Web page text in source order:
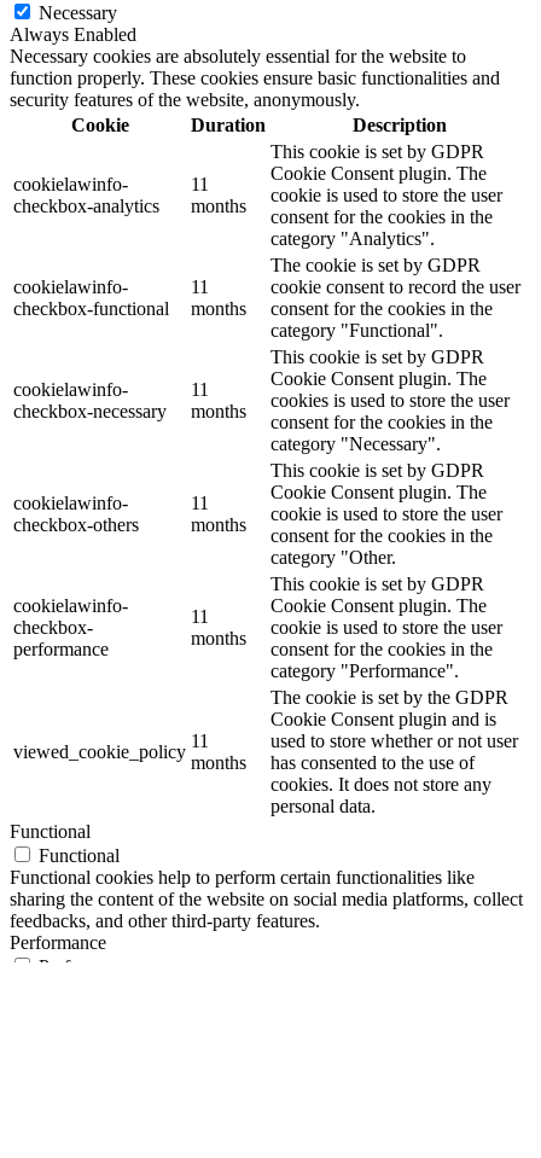
Necessary
Always Enabled
Necessary cookies are absolutely essential for the website to
function properly. These cookies ensure basic functionalities and
security features of the website, anonymously.
Cookie
Duration Description
cookielawinfo-
checkbox-analytics
11
months
This cookie is set by GDPR
Cookie Consent plugin. The
cookie is used to store the user
consent for the cookies in the
category "Analytics".
cookielawinfo-
checkbox-functional
11
months
The cookie is set by GDPR
cookie consent to record the user
consent for the cookies in the
category "Functional".
cookielawinfo-
checkbox-necessary
11
months
This cookie is set by GDPR
Cookie Consent plugin. The
cookies is used to store the user
consent for the cookies in the
category "Necessary".
cookielawinfo-
checkbox-others
11
months
This cookie is set by GDPR
Cookie Consent plugin. The
cookie is used to store the user
consent for the cookies in the
category "Other.
cookielawinfo-
checkbox-
performance
11
months
This cookie is set by GDPR
Cookie Consent plugin. The
cookie is used to store the user
consent for the cookies in the
category "Performance".
viewed_cookie_policy
11
months
The cookie is set by the GDPR
Cookie Consent plugin and is
used to store whether or not user
has consented to the use of
cookies. It does not store any
personal data.
Functional
Functional
Functional cookies help to perform certain functionalities like
sharing the content of the website on social media platforms, collect
feedbacks, and other third-party features.
Performance
Performance